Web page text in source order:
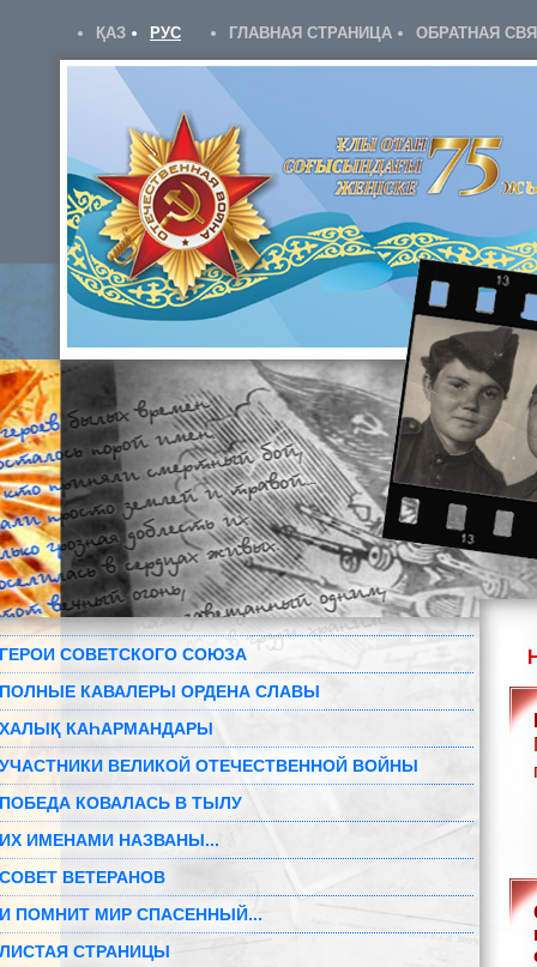
ҚАЗ РУС ГЛАВНАЯ СТРАНИЦА ОБРАТНАЯ
ГЕРОИ СОВЕТСКОГО СОЮЗА
ПОЛНЫЕ КАВАЛЕРЫ ОРДЕНА СЛАВЫ
ХАЛЫҚ КАҺАРМАНДАРЫ
УЧАСТНИКИ ВЕЛИКОЙ ОТЕЧЕСТВЕННОЙ ВОЙНЫ
ПОБЕДА КОВАЛАСЬ В ТЫЛУ
ИХ ИМЕНАМИ НАЗВАНЫ...
СОВЕТ ВЕТЕРАНОВ
И ПОМНИТ МИР СПАСЕННЫЙ...
ЛИСТАЯ СТРАНИЦЫ